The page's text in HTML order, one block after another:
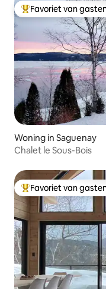
Topfavoriet van
Favoriet van
Woning in Saguenay
Chalet le Sous-Bois
Topfavoriet van
Favoriet van